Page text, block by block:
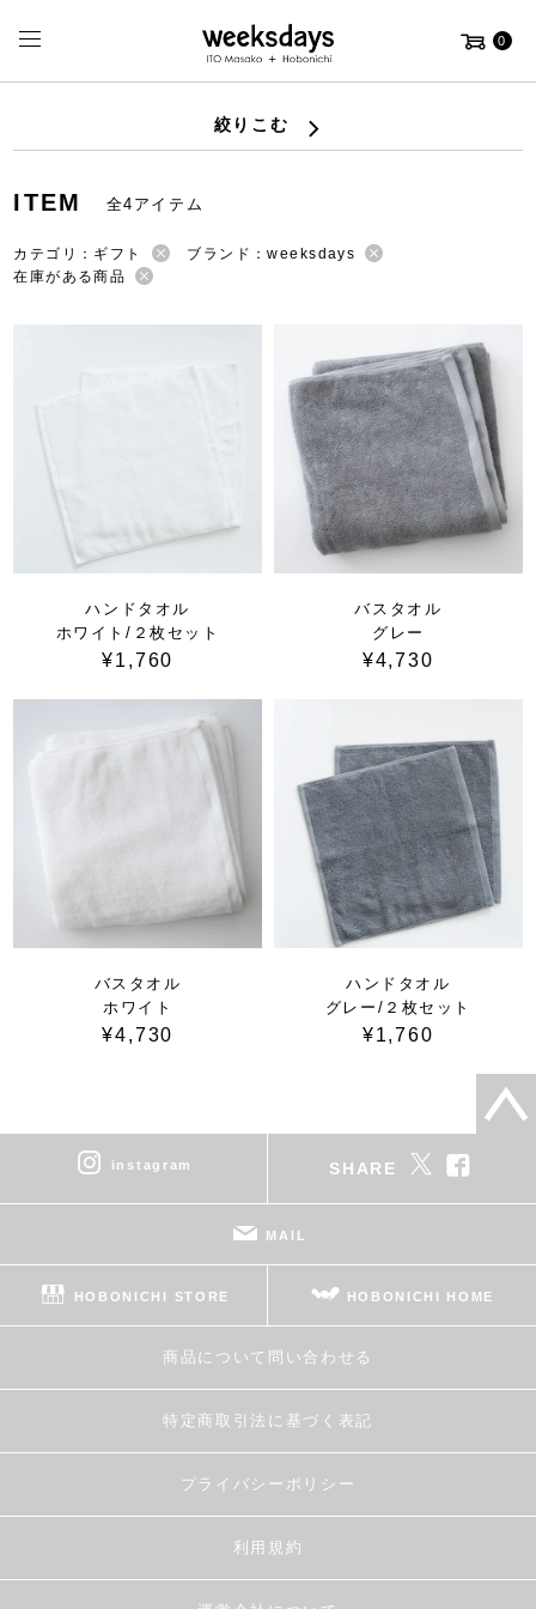
0
絞りこむ
ITEM 全4アイテム
カテゴリ：ギフト
ブランド：weeksdays
在庫がある商品
ハンドタオル
ホワイト/２枚セット
¥1,760
バスタオル
グレー
¥4,730
バスタオル
ホワイト
¥4,730
ハンドタオル
グレー/２枚セット
¥1,760
instagram SHARE
MAIL
HOBONICHI STORE HOBONICHI HOME
商品について問い合わせる
特定商取引法に基づく表記
プライバシーポリシー
利用規約